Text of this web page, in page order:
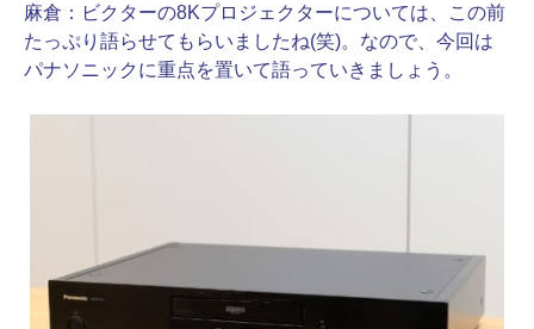
麻倉： ビクターの8Kプロジェクターについては、この前
たっぷり語らせてもらいましたね(笑)。なので、今回は
パナソニックに重点を置いて語っていきましょう。